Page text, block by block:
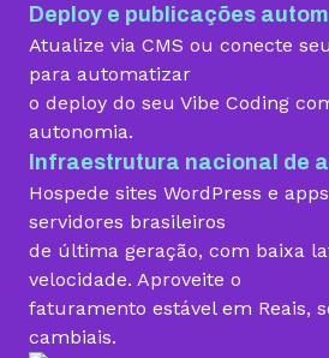
Migração grátis
Vibe Coding
Criador de Sites grátis
Armazenamento
Deploy e publicações
Atualize via CMS ou conecte
para automatizar
o deploy do seu Vibe Coding
autonomia.
Infraestrutura nacional de
Hospede sites WordPress e
servidores brasileiros
de última geração, com baixa
velocidade. Aproveite o
faturamento estável em Reais,
cambiais.